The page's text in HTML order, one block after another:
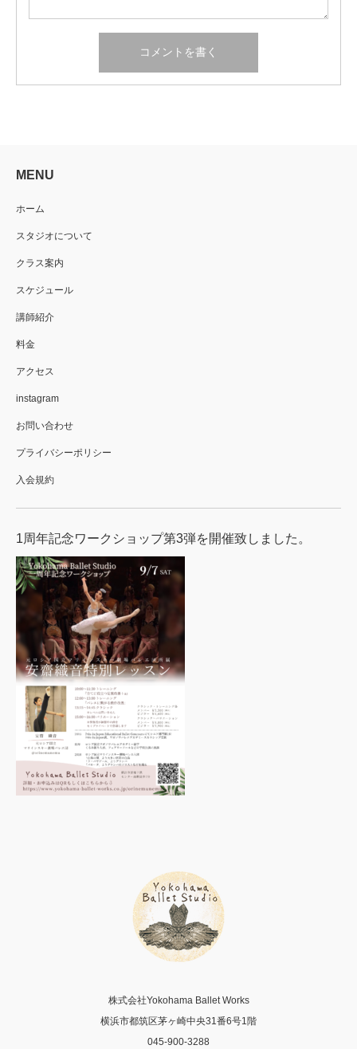
MENU
ホーム
スタジオについて
クラス案内
スケジュール
講師紹介
料金
アクセス
instagram
お問い合わせ
プライバシーポリシー
入会規約
1周年記念ワークショップ第3弾を開催致しました。
株式会社Yokohama Ballet Works
横浜市都筑区茅ヶ崎中央31番6号1階
045-900-3288